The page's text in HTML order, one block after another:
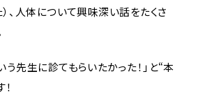
、人体について興味深い話をたくさ
先生に診てもらいたかった！」と“本